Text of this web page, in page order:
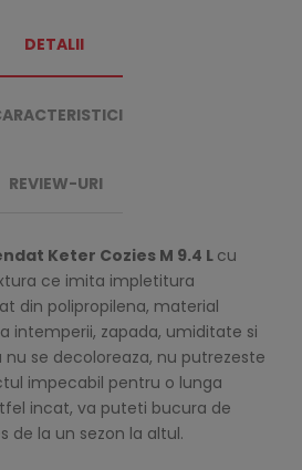
DETALII
REVIEW-URI
Keter Cozies M 9.4 L cu
ce imita impletitura
din polipropilena, material
intemperii, zapada, umiditate si
nu se decoloreaza, nu putrezeste
impecabil pentru o lunga
incat, va puteti bucura de
de la un sezon la altul.